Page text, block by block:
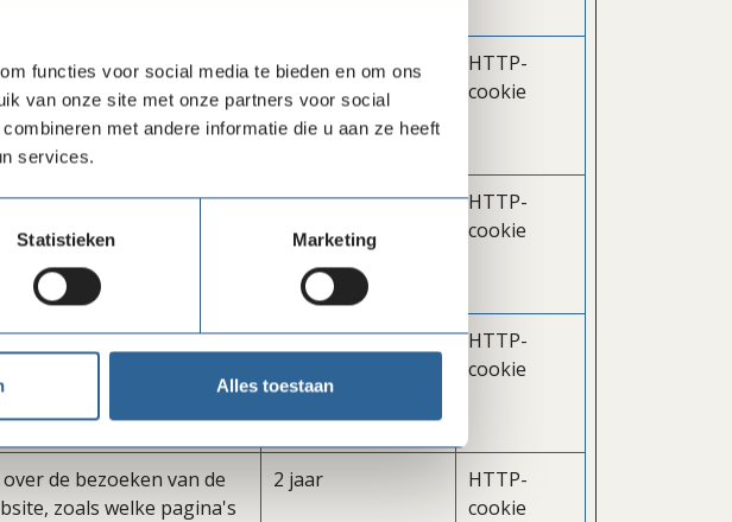
functies voor social media te bieden en om ons
van onze site met onze partners voor social
met andere informatie die u aan ze heeft
services.
Statistieken Marketing
Alles toestaan
naar Google Analytics te
en het gedrag van
de bezoeker op
en marketingkanalen.
2 jaar
HTTP-
cookie
naar Google Analytics te
en het gedrag van
en marketingkanalen.
2 jaar
HTTP-
cookie
over het gedrag van
optimalisatie van de
1 dag
HTTP-
cookie
de bezoeken van de
zoals welke pagina's
2 jaar
HTTP-
cookie